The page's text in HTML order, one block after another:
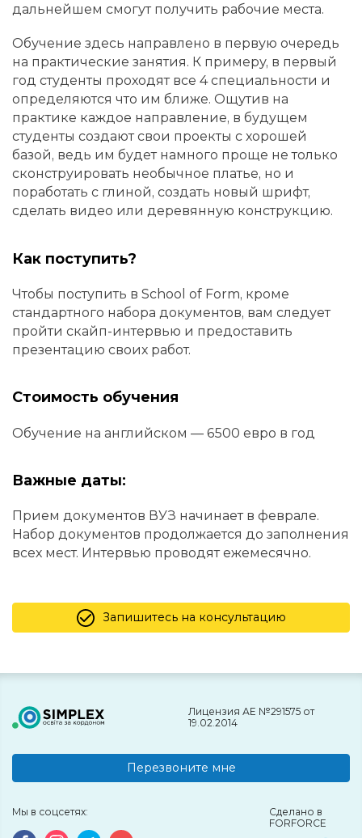
дальнейшем смогут получить рабочие места.
Обучение здесь направлено в первую очередь
на практические занятия. К примеру, в первый
год студенты проходят все 4 специальности и
определяются что им ближе. Ощутив на
практике каждое направление, в будущем
студенты создают свои проекты с хорошей
базой, ведь им будет намного проще не только
сконструировать необычное платье, но и
поработать с глиной, создать новый шрифт,
сделать видео или деревянную конструкцию.
Как поступить?
Чтобы поступить в School of Form, кроме
стандартного набора документов, вам следует
пройти скайп-интервью и предоставить
презентацию своих работ.
Стоимость обучения
Обучение на английском — 6500 евро в год
Важные даты:
Прием документов ВУЗ начинает в феврале.
Набор документов продолжается до заполнения
всех мест. Интервью проводят ежемесячно.
Запишитесь на консультацию
Лицензия АЕ №291575 от
19.02.2014
Перезвоните мне
Мы в соцсетях:
Сделано в
FORFORCE